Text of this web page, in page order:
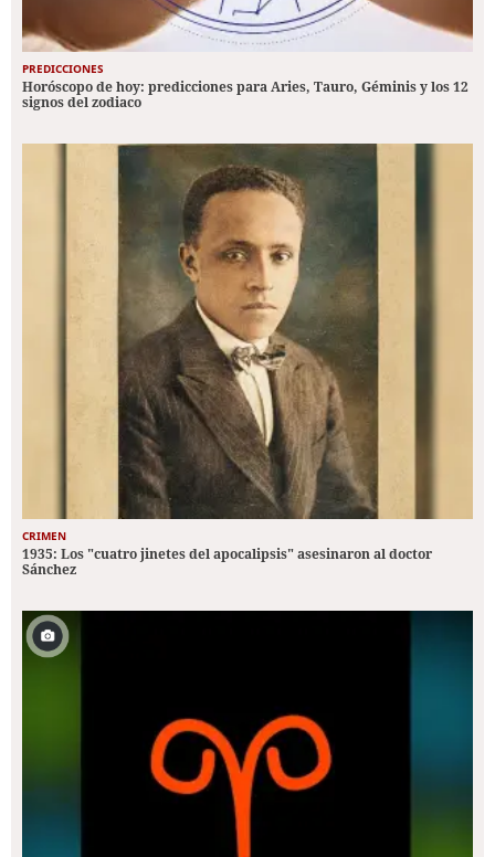
PREDICCIONES
Horóscopo de hoy: predicciones para Aries, Tauro, Géminis y los 12
signos del zodiaco
CRIMEN
1935: Los "cuatro jinetes del apocalipsis" asesinaron al doctor
Sánchez